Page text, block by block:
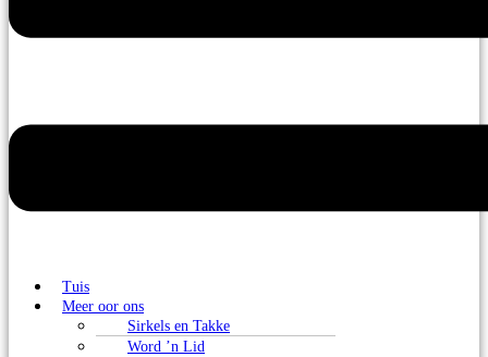
Tuis
Meer oor ons
Sirkels en Takke
Word ’n Lid